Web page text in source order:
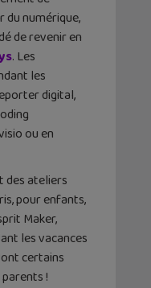
du numérique,
de revenir en
. Les
les
digital,
ou en
des ateliers
pour enfants,
Maker,
les vacances
certains
!